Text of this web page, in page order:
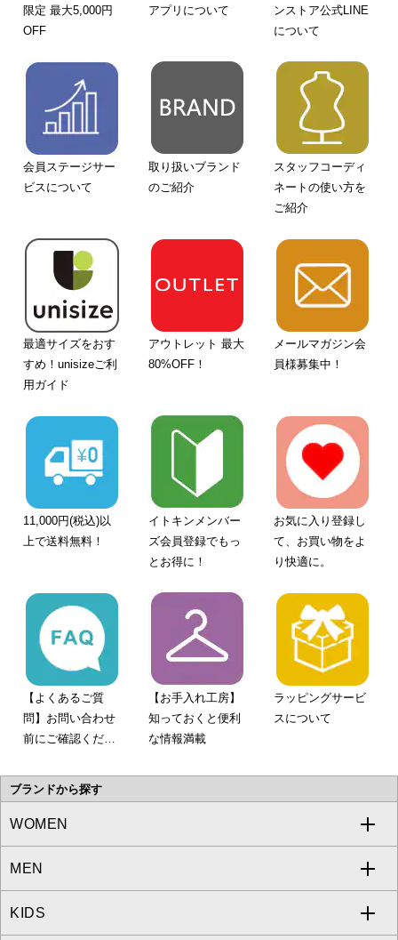
限定 最大5,000円
OFF
アプリについて
ンストア公式LINE
について
会員ステージサー
ビスについて
取り扱いブランド
のご紹介
スタッフコーディ
ネートの使い方を
ご紹介
最適サイズをおす
すめ！unisizeご利
用ガイド
アウトレット 最大
80%OFF！
メールマガジン会
員様募集中！
11,000円(税込)以
上で送料無料！
イトキンメンバー
ズ会員登録でもっ
とお得に！
お気に入り登録し
て、お買い物をよ
り快適に。
【よくあるご質
問】お問い合わせ
前にご確認くださ
【お手入れ工房】
知っておくと便利
な情報満載
ラッピングサービ
スについて
ブランドから探す
WOMEN
a.v.v
MICHEL KLEIN
MEN
a.v.v
KIDS